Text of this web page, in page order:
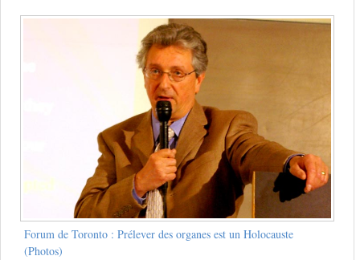
Forum de Toronto : Prélever des organes est un Holocauste
(Photos)